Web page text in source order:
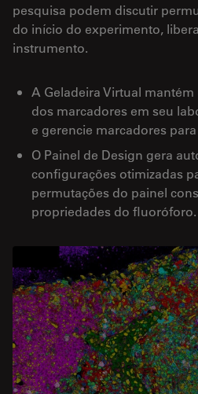
pesquisa podem discutir
do início do experimento,
instrumento.
A Geladeira Virtual
dos marcadores em seu
e gerencie marcadores
O Painel de Design gera
configurações otimizadas
permutações do painel
propriedades do fluoróforo.